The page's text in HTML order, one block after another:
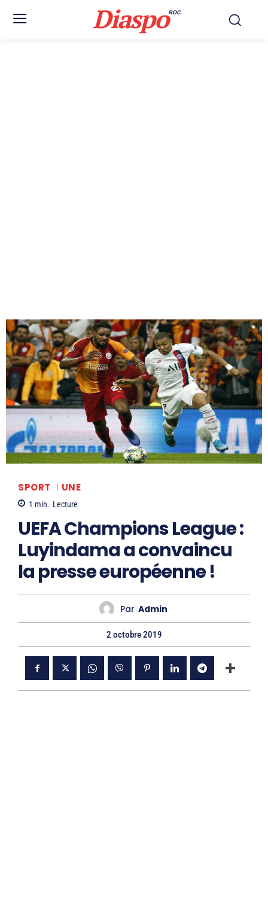
DiaspoRDC
SPORT UNE
1 min. Lecture
UEFA Champions League :
Luyindama a convaincu
la presse européenne !
Par Admin
2 octobre 2019